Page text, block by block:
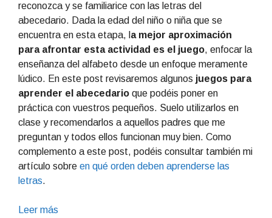
reconozca y se familiarice con las letras del
abecedario. Dada la edad del niño o niña que se
encuentra en esta etapa, l a mejor aproximación
para afrontar esta actividad es el juego, enfocar la
enseñanza del alfabeto desde un enfoque meramente
lúdico. En este post revisaremos algunos juegos para
aprender el abecedario que podéis poner en
práctica con vuestros pequeños. Suelo utilizarlos en
clase y recomendarlos a aquellos padres que me
preguntan y todos ellos funcionan muy bien. Como
complemento a este post, podéis consultar también mi
artículo sobre en qué orden deben aprenderse las
letras.
Leer más